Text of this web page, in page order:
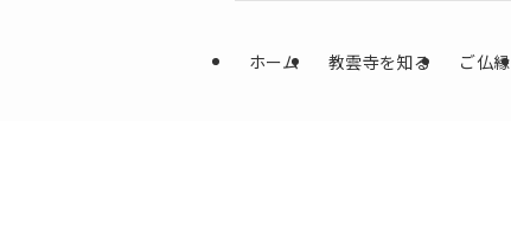
ホーム 教雲寺を知る ご仏縁